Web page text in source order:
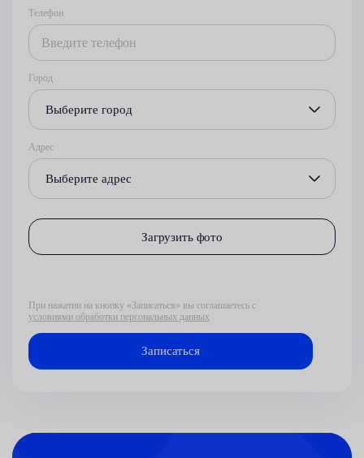
Телефон
Город
Выберите город
Адрес
Выберите адрес
Загрузить фото
При нажатии на кнопку «Записаться» вы соглашаетесь с
условиями обработки персональных данных